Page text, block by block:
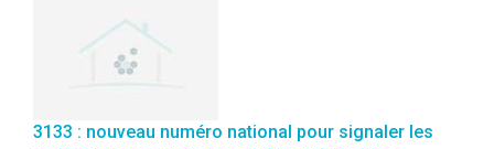
3133 : nouveau numéro national pour signaler les